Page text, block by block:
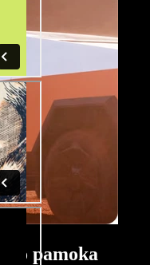
pamoka